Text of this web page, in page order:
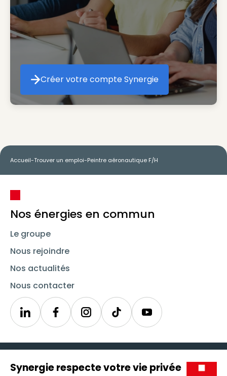
Créer votre compte Synergie
Créer votre compte Synergie
Accueil-Trouver un emploi-Peintre aéronautique F/H
Nos énergies en commun
Le groupe
Nous rejoindre
Nos actualités
Nous contacter
LinkedinSynergieInstagramTikTok Youtube
Icône d'illustration